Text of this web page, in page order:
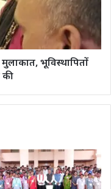
भूविस्थापितों